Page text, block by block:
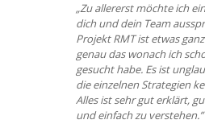
„Zu allererst möchte ich
dich und dein Team
Projekt RMT ist etwas
genau das wonach ich
gesucht habe. Es ist
die einzelnen Strategien
Alles ist sehr gut erklärt,
und einfach zu verstehen.”